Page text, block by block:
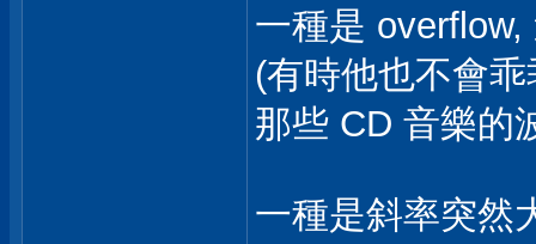
一種是
(有時他也不會
那些 CD 音樂的
一種是斜率突然